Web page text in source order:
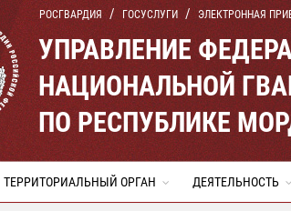
РОСГВАРДИЯ ГОСУСЛУГИ ЭЛЕКТРОННАЯ
УПРАВЛЕНИЕ
НАЦИОНАЛЬНОЙ
ПО РЕСПУБЛИКЕ
ТЕРРИТОРИАЛЬНЫЙ ОРГАН ДЕЯТЕЛЬНОСТЬ